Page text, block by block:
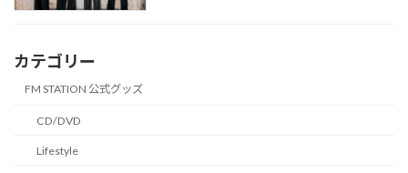
カテゴリー
FM STATION 公式グッズ
CD/DVD
Lifestyle